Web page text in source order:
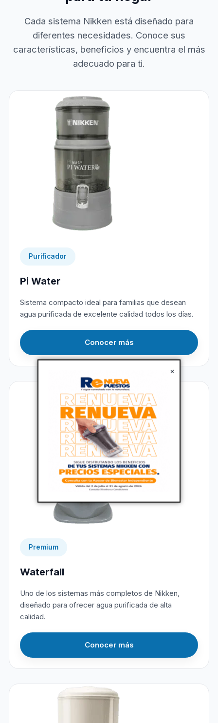
×
Cada sistema Nikken está diseñado para
diferentes necesidades. Conoce sus
características, beneficios y encuentra el más
adecuado para ti.
Purificador
Pi Water
Sistema compacto ideal para familias que desean
agua purificada de excelente calidad todos los días.
Conocer más
Premium
Waterfall
Uno de los sistemas más completos de Nikken,
diseñado para ofrecer agua purificada de alta
calidad.
Conocer más